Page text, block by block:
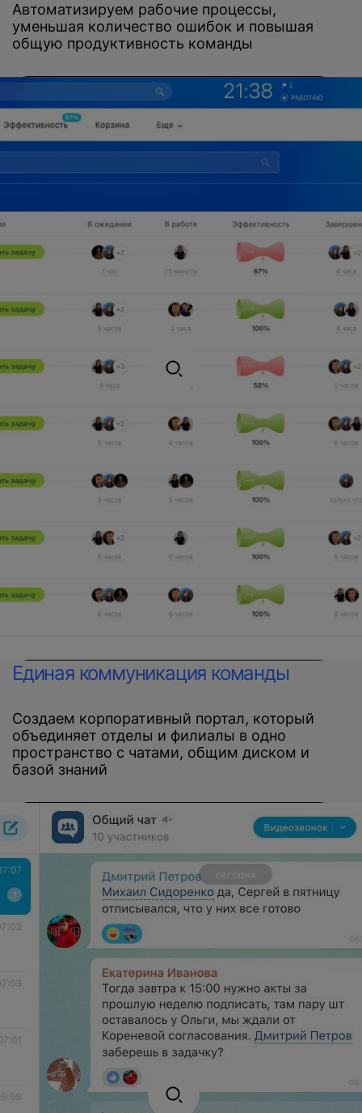
Автоматизируем рабочие процессы,
уменьшая количество ошибок и повышая
общую продуктивность команды
Единая коммуникация команды
Создаем корпоративный портал, который
объединяет отделы и филиалы в одно
пространство с чатами, общим диском и
базой знаний